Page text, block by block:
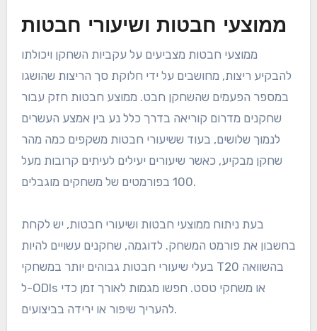
ממוצעי חבטות ושיעורי חבטות
ממוצעי חבטות מצביעים על עקביות השחקן ויכולתו
להבקיע ריצות, מחושבים על ידי חלוקת סך הריצות שהושגו
במספר הפעמים שהשחקן חבט. ממוצע חבטות חזק עבור
שחקנים מדרום קוריאה בדרך כלל נע בין אמצע העשרים
לנמוך שלושים, בעוד ששיעורי חבטות משקפים כמה מהר
שחקן מבקיע, כאשר שיעורים יעילים לעיתים קרובות מעל
100 בפורמטים של משחקים מוגבלים.
בעת ניתוח ממוצעי חבטות ושיעורי חבטות, יש לקחת
בחשבון את פורמט המשחק. לדוגמה, שחקנים עשויים להיות
בעלי שיעורי חבטות גבוהים יותר במשחקי T20 בהשוואה
ל-ODIs או משחקי טסט. חפשו מגמות לאורך זמן כדי
להעריך שיפור או ירידה בביצועים.